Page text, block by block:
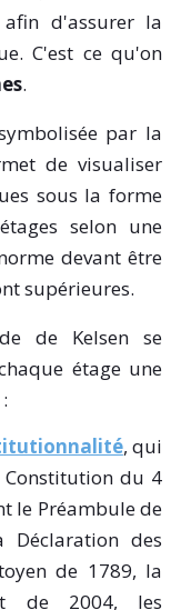
afin d'assurer la
C'est ce qu'on
.
par la
de visualiser
sous la forme
selon une
devant être
supérieures.
de Kelsen se
étage une
, qui
du 4
le Préambule de
des
de 1789, la
de 2004, les